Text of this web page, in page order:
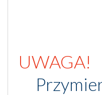
UWAGA!